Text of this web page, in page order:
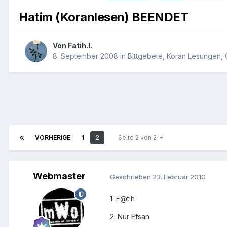
Hatim (Koranlesen) BEENDET
Von Fatih.I.
8. September 2008 in Bittgebete, Koran Lesungen,
VORHERIGE 1 2 Seite 2 von 2
Webmaster Geschrieben 23. Februar 2010
1. F@tih
2. Nur Efsan